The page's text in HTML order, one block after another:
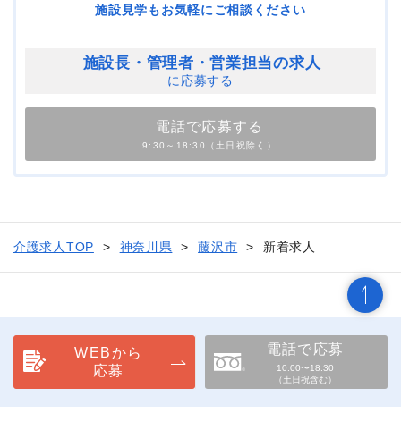
施設見学もお気軽にご相談ください
施設長・管理者・営業担当の求人
に応募する
電話で応募する
9:30～18:30（土日祝除く）
介護求人TOP 神奈川県 藤沢市 新着求人
WEBから
応募
電話で応募
10:00〜18:30
（土日祝含む）